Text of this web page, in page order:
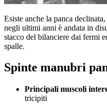
Esiste anche la panca
negli ultimi anni è andata in
stacco del bilanciere dai fermi
spalle.
Spinte manubri
Principali muscoli
tricipiti